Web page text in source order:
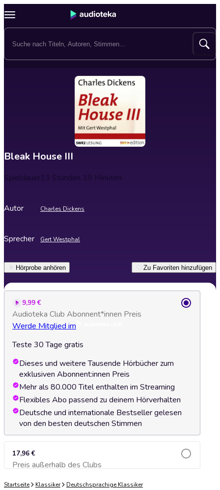
Bleak House III
Spieldauer13 Stunden 19 Minuten
Autor Charles Dickens
Sprecher Gert Westphal
Hörprobe anhören Zu Favoriten hinzufügen
9,99 €
Audioteka Club Abonnent*innen Preis
Werde Mitglied im
Teste 30 Tage gratis
Dieses und weitere Tausende Hörbücher zum
exklusiven Abonnent:innen Preis
Mehr als 80.000 Titel enthalten im Streaming
Flexibles Abo passend zu deinem Hörverhalten
Deutsche und internationale Bestseller gelesen
von den besten deutschen Stimmen
17,96 €
Preis außerhalb des ClubsZum Warenkorb hinzufügen
Startseite Klassiker Deutschsprachige Klassiker